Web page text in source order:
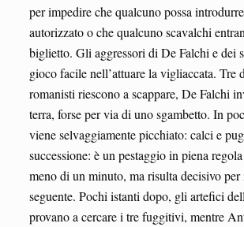
per impedire che qualcuno possa
autorizzato o che qualcuno scavalchi
biglietto. Gli aggressori di De Falchi e dei
gioco facile nell’attuare la vigliaccata. Tre
romanisti riescono a scappare, De Falchi
terra, forse per via di uno sgambetto. In
viene selvaggiamente picchiato: calci e
successione: è un pestaggio in piena
meno di un minuto, ma risulta decisivo per
seguente. Pochi istanti dopo, gli artefici
provano a cercare i tre fuggitivi, mentre